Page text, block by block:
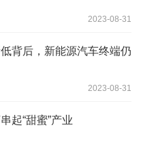
2023-08-31
背后，新能源汽车终端仍
2023-08-31
起“甜蜜”产业